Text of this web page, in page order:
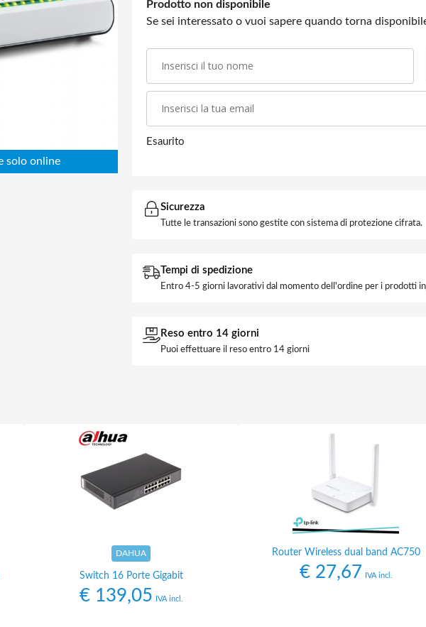
Prodotto non disponibile
Se sei interessato o vuoi sapere quando torna
Esaurito
Sicurezza
Tutte le transazioni sono gestite con sistema di protezione cifrata.
Tempi di spedizione
Entro 4-5 giorni lavorativi dal momento dell'ordine per i prodotti
Reso entro 14 giorni
Puoi effettuare il reso entro 14 giorni
DAHUA
Switch 16 Porte Gigabit
€139,05 IVA incl.
Router Wireless dual band AC750
€27,67 IVA incl.